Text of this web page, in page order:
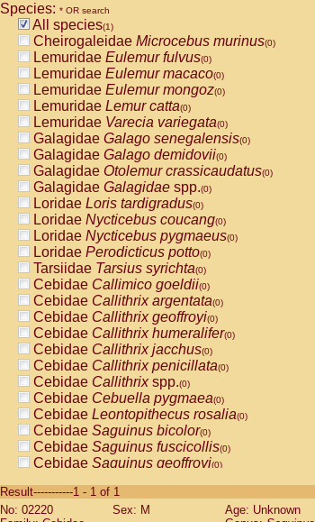
Species: * OR search
All species(1)
Cheirogaleidae Microcebus murinus(0)
Lemuridae Eulemur fulvus(0)
Lemuridae Eulemur macaco(0)
Lemuridae Eulemur mongoz(0)
Lemuridae Lemur catta(0)
Lemuridae Varecia variegata(0)
Galagidae Galago senegalensis(0)
Galagidae Galago demidovii(0)
Galagidae Otolemur crassicaudatus(0)
Galagidae Galagidae spp.(0)
Loridae Loris tardigradus(0)
Loridae Nycticebus coucang(0)
Loridae Nycticebus pygmaeus(0)
Loridae Perodicticus potto(0)
Tarsiidae Tarsius syrichta(0)
Cebidae Callimico goeldii(0)
Cebidae Callithrix argentata(0)
Cebidae Callithrix geoffroyi(0)
Cebidae Callithrix humeralifer(0)
Cebidae Callithrix jacchus(0)
Cebidae Callithrix penicillata(0)
Cebidae Callithrixspp.(0)
Cebidae Cebuella pygmaea(0)
Cebidae Leontopithecus rosalia(0)
Cebidae Saguinus bicolor(0)
Cebidae Saguinus fuscicollis(0)
Cebidae Saguinus geoffroyi(0)
CebidaeSaguinus labiatus(0)
Cebidae Saguinus leucopus (0)
Result-----------1 - 1 of 1
No: 02220
Sex: M
Age: Unknown